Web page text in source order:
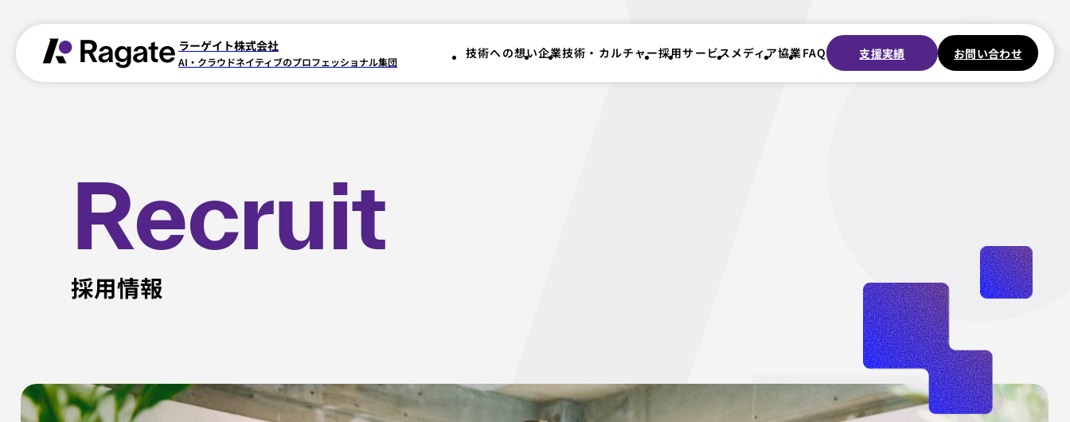
ラーゲイト株式会社
AI・クラウドネイティブのプロフェッショナル集団
技術への想い企業技術・カルチャー採用サービスメディア協業FAQ
支援実績 お問い合わせ
Recruit
採用情報